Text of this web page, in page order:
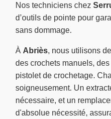
Nos techniciens chez
d’outils de pointe pour
sans dommage.
À Abriès, nous utilisons
des crochets manuels,
pistolet de crochetage.
soigneusement. Un
nécessaire, et un
d'absolue nécessité,